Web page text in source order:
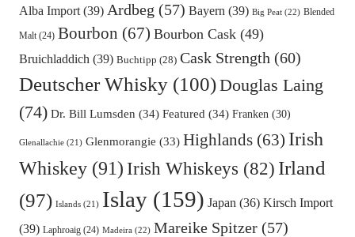
Alba Import(39) Ardbeg (57) Bayern(39) Big Peat(22) Blended
Malt(24) Bourbon (67) Bourbon Cask(49)
Bruichladdich(39) Buchtipp (28) Cask Strength (60)
Deutscher Whisky(100)Douglas Laing
(74) Dr. Bill Lumsden (34) Featured (34) Franken(30)
Glenallachie(21) Glenmorangie (33) Highlands(63) Irish
Whiskey(91) Irish Whiskeys (82) Irland
(97) Islands(21) Islay(159) Japan (36) Kirsch Import
(39) Laphroaig(24) Madeira(22) Mareike Spitzer(57)